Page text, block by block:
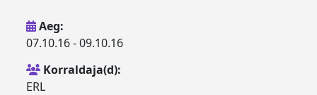
Aeg:
07.10.16 - 09.10.16
Korraldaja(d):
ERL